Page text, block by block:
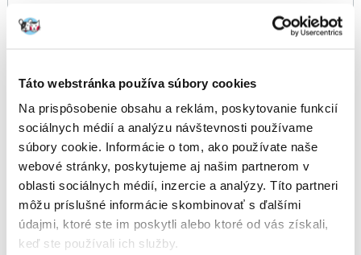
Táto webstránka používa súbory cookies
Na prispôsobenie obsahu a reklám, poskytovanie funkcií
sociálnych médií a analýzu návštevnosti používame
súbory cookie. Informácie o tom, ako používate naše
webové stránky, poskytujeme aj našim partnerom v
oblasti sociálnych médií, inzercie a analýzy. Títo partneri
môžu príslušné informácie skombinovať s ďalšími
údajmi, ktoré ste im poskytli alebo ktoré od vás získali,
keď ste používali ich služby.
VITAPOL Smakers pre hlodavce a králikov príchuť
cvikla a mrkva 2 ks
Výrobca: VITAPOL KÓD:7855
Napísať recenziu
€3.89 (25.93 € / kg)
ODOSIELAME DO 48HODÍN
Fotky našich zákazníkovPozri ďalšie fotografie